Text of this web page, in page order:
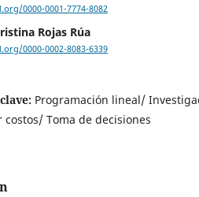
0000-0001-7774-8082
Rojas Rúa
0000-0002-8083-6339
Programación lineal/
costos/ Toma de decisiones